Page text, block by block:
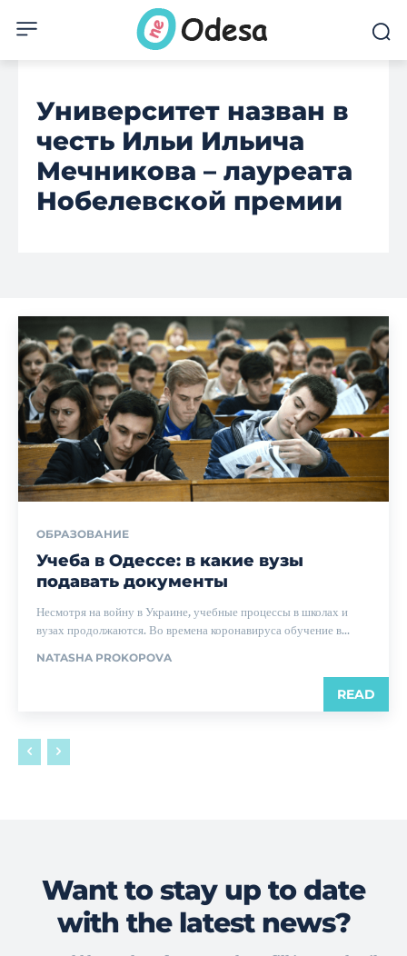
Университет назван в
честь Ильи Ильича
Мечникова – лауреата
Нобелевской премии
ОБРАЗОВАНИЕ
Учеба в Одессе: в какие вузы
подавать документы
Несмотря на войну в Украине, учебные процессы в школах и
вузах продолжаются. Во времена коронавируса обучение в...
NATASHA PROKOPOVA
READ
Want to stay up to date
with the latest news?